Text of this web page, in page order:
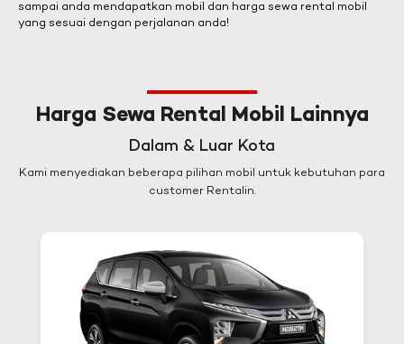
sampai anda mendapatkan mobil dan harga sewa rental mobil
yang sesuai dengan perjalanan anda!
Harga Sewa Rental Mobil Lainnya
Dalam & Luar Kota
Kami menyediakan beberapa pilihan mobil untuk kebutuhan para
customer Rentalin.